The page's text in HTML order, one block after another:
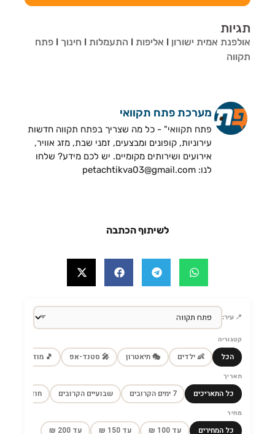
תגיות
אולפנת אמית ישורון אליפות התעמלות חינוך
פתח
תקווה
מערכת פתח תקוואי
פתח תקוואי" - כל מה שצריך בפתח תקווה חדשות
עירוניות, קופונים ומבצעים, זמני שבת, מזג אוויר,
אירועים ושירותים מקומיים. יש לכם מידע? שלחו
לנו: petachtikva03@gmail.com
לשיתוף הכתבה
📍 עיר:
קטגוריה
הכל 👶 ילדים 🎭 תיאטרון 🎤 סטנד-אפ 🎵 מוזיקה
תאריך
כל התאריכים 7 ימים הקרובים שבועיים הקרובים חודש הקרוב
מחיר
כל המחירים עד 100 ₪ עד 150 ₪ עד 200 ₪